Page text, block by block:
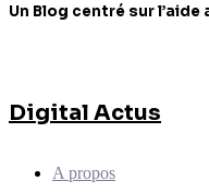
Un Blog centré sur l’aide
Digital Actus
A propos